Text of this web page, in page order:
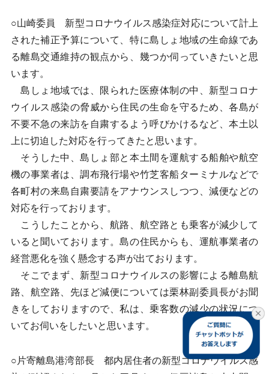
○山崎委員 新型コロナウイルス感染症対応について計上
された補正予算について、特に島しょ地域の生命線であ
る離島交通維持の観点から、幾つか伺っていきたいと思
います。
島しょ地域では、限られた医療体制の中、新型コロナ
ウイルス感染の脅威から住民の生命を守るため、各島が
不要不急の来訪を自粛するよう呼びかけるなど、本土以
上に切迫した対応を行ってきたと思います。
そうした中、島しょ部と本土間を運航する船舶や航空
機の事業者は、調布飛行場や竹芝客船ターミナルなどで
各町村の来島自粛要請をアナウンスしつつ、減便などの
対応を行っております。
こうしたことから、航路、航空路とも乗客が減少して
いると聞いております。島の住民からも、運航事業者の
経営悪化を強く懸念する声が出ております。
そこでまず、新型コロナウイルスの影響による離島航
路、航空路、先ほど減便については栗林副委員長がお聞
きをしておりますので、私は、乗客数の減少の状況につ
いてお伺いをしたいと思います。
○片寄離島港湾部長 都内居住者の新型コロナウイルス感